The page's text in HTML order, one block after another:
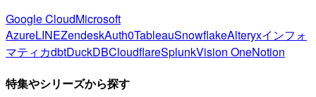
Google CloudMicrosoft
AzureLINEZendeskAuth0TableauSnowflakeAlteryxインフォ
マティカdbtDuckDBCloudflareSplunkVision OneNotion
特集やシリーズから探す